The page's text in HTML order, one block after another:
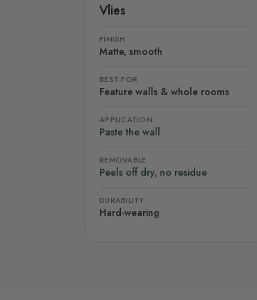
Vlies
FINISH
Matte, smooth
BEST FOR
Feature walls & whole rooms
APPLICATION
Paste the wall
REMOVABLE
Peels off dry, no residue
DURABILITY
Hard-wearing